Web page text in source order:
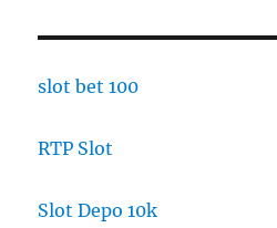
slot bet 100
RTP Slot
Slot Depo 10k